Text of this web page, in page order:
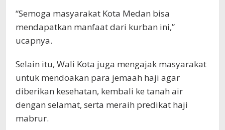
“Semoga masyarakat Kota Medan bisa
mendapatkan manfaat dari kurban ini,”
ucapnya.
Selain itu, Wali Kota juga mengajak masyarakat
untuk mendoakan para jemaah haji agar
diberikan kesehatan, kembali ke tanah air
dengan selamat, serta meraih predikat haji
mabrur.